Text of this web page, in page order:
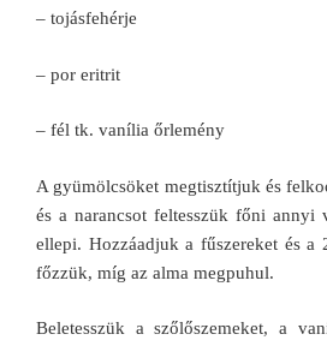
– tojásfehérje
– por eritrit
– fél tk. vanília őrlemény
A gyümölcsöket megtisztítjuk és
és a narancsot feltesszük főni annyi
ellepi. Hozzáadjuk a fűszereket és a
főzzük, míg az alma megpuhul.
Beletesszük a szőlőszemeket, a